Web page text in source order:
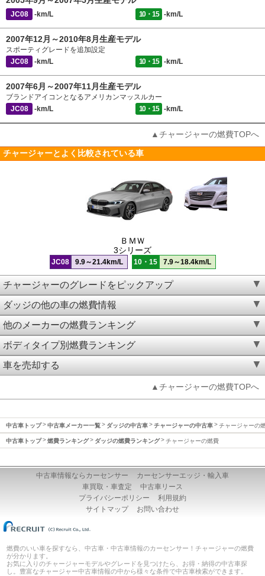
JC08 -km/L 10・15 -km/L
2007年12月～2010年8月生産モデル
スポーティグレードを追加設定
JC08
-km/L 10・15 -km/L
2007年6月～2007年11月生産モデル
ブランドアイコンとなるアメリカンマッスルカー
JC08
-km/L 10・15 -km/L
▲チャージャーの燃費TOPへ
チャージャーとよく比較されている車
ＢＭＷ
3シリーズ
JC08 9.9～21.4km/L 10・15 7.9～18.4km/L
チャージャーのグレードをピックアップ
ダッジの他の車の燃費情報
他のメーカーの燃費ランキング
ボディタイプ別燃費ランキング
車を売却する
▲チャージャーの燃費TOPへ
中古車トップ 中古車メーカー一覧 ダッジの中古車 チャージャーの中古車 チャージャーの
中古車トップ 燃費ランキング ダッジの燃費ランキング チャージャーの燃費
中古車情報ならカーセンサー
カーセンサーエッジ・輸入車
車買取・車査定
中古車リース
プライバシーポリシー
利用規約
サイトマップ
お問い合わせ
燃費のいい車を探すなら、中古車・中古車情報のカーセンサー！チャージャーの燃費
が分かります。
お気に入りのチャージャーモデルやグレードを見つけたら、お得・納得の中古車探
し。豊富なチャージャー中古車情報の中から様々な条件で中古車検索ができます。